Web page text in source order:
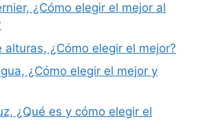
¿Cómo elegir el mejor al
alturas, ¿Cómo elegir el mejor?
¿Cómo elegir el mejor y
¿Qué es y cómo elegir el